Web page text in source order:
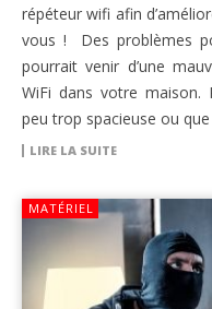
répéteur wifi afin
vous ! Des problèmes
pourrait venir d’une
WiFi dans votre
peu trop spacieuse ou
LIRE LA SUITE
MATÉRIEL